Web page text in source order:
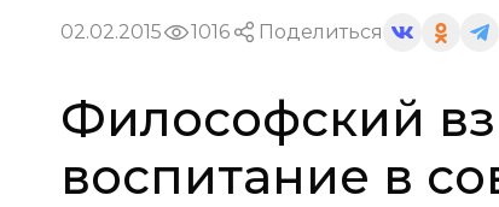
02.02.2015 1016 Поделиться
Философский
воспитание в